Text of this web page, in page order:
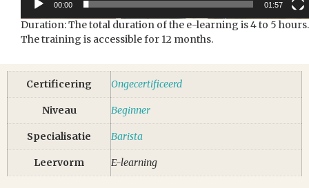
00:00 01:57
Duration: The total duration of the e-learning is 4 to 5 hours.
The training is accessible for 12 months.
Certificering Ongecertificeerd
Niveau Beginner
Specialisatie Barista
Leervorm E-learning